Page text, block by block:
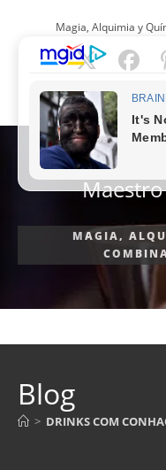
contenido
Magia, Alquimia y
MAGIA,
Blog
> DRINKS COM